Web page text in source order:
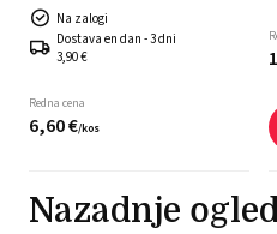
Na zalogi
Dostava en dan - 3 dni
3,90 €
Redna cena
6,60€/kos
Nazadnje